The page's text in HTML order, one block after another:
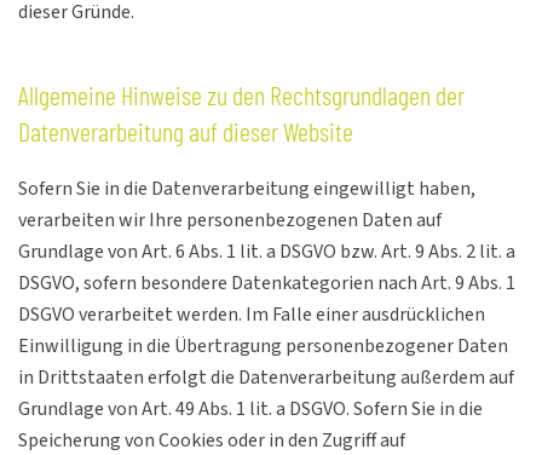
dieser Gründe.
Allgemeine Hinweise zu den Rechtsgrundlagen der
Datenverarbeitung auf dieser Website
Sofern Sie in die Datenverarbeitung eingewilligt haben,
verarbeiten wir Ihre personenbezogenen Daten auf
Grundlage von Art. 6 Abs. 1 lit. a DSGVO bzw. Art. 9 Abs. 2 lit. a
DSGVO, sofern besondere Datenkategorien nach Art. 9 Abs. 1
DSGVO verarbeitet werden. Im Falle einer ausdrücklichen
Einwilligung in die Übertragung personenbezogener Daten
in Drittstaaten erfolgt die Datenverarbeitung außerdem auf
Grundlage von Art. 49 Abs. 1 lit. a DSGVO. Sofern Sie in die
Speicherung von Cookies oder in den Zugriff auf